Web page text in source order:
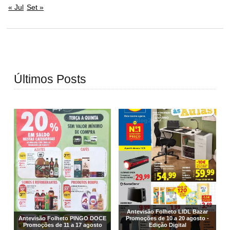
« Jul Set »
Últimos Posts
Antevisão Folheto PINGO DOCE
Promoções de 11 a 17 agosto
Antevisão Folheto LIDL Bazar
Promoções de 10 a 20 agosto -
Edição Digital